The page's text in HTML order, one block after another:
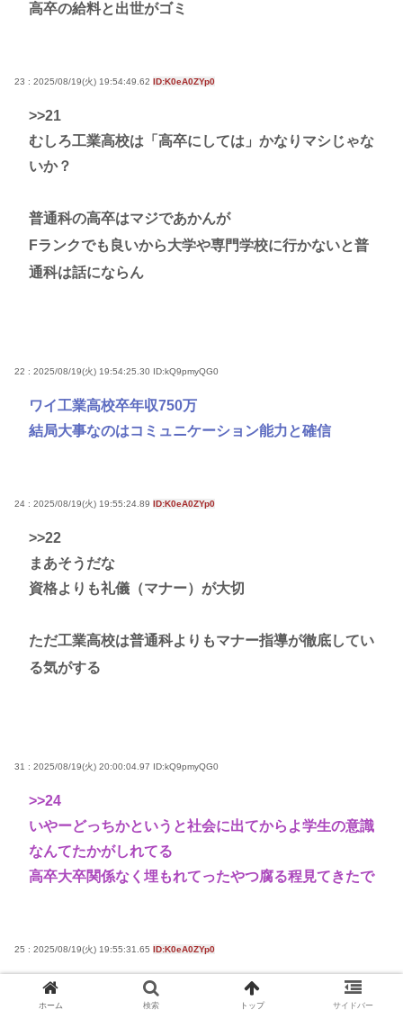
高卒の給料と出世がゴミ
23 : 2025/08/19(火) 19:54:49.62 ID:K0eA0ZYp0
>>21
むしろ工業高校は「高卒にしては」かなりマシじゃな
いか？
普通科の高卒はマジであかんが
Fランクでも良いから大学や専門学校に行かないと普
通科は話にならん
22 : 2025/08/19(火) 19:54:25.30 ID:kQ9pmyQG0
ワイ工業高校卒年収750万
結局大事なのはコミュニケーション能力と確信
24 : 2025/08/19(火) 19:55:24.89 ID:K0eA0ZYp0
>>22
まあそうだな
資格よりも礼儀（マナー）が大切
ただ工業高校は普通科よりもマナー指導が徹底してい
る気がする
31 : 2025/08/19(火) 20:00:04.97 ID:kQ9pmyQG0
>>24
いやーどっちかというと社会に出てからよ学生の意識
なんてたかがしれてる
高卒大卒関係なく埋もれてったやつ腐る程見てきたで
25 : 2025/08/19(火) 19:55:31.65 ID:K0eA0ZYp0
>>1
哲学ニュースさん！
ホーム 検索 トップ サイドバー